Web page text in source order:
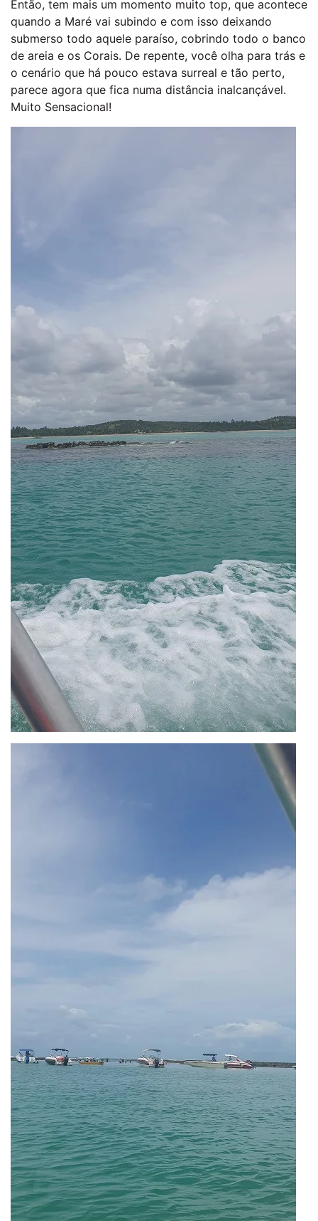
Então, tem mais um momento muito top, que acontece
quando a Maré vai subindo e com isso deixando
submerso todo aquele paraíso, cobrindo todo o banco
de areia e os Corais. De repente, você olha para trás e
o cenário que há pouco estava surreal e tão perto,
parece agora que fica numa distância inalcançável.
Muito Sensacional!